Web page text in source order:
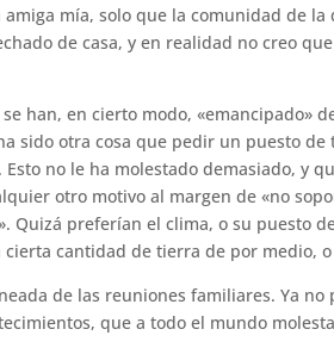
mía, solo que la comunidad de
de casa, y en realidad no creo
han, en cierto modo, «emancipado»
sido otra cosa que pedir un puesto
no le ha molestado demasiado, y
otro motivo al margen de «no
Quizá preferían el clima, o su puesto
cantidad de tierra de por medio, o
de las reuniones familiares. Ya no
que a todo el mundo